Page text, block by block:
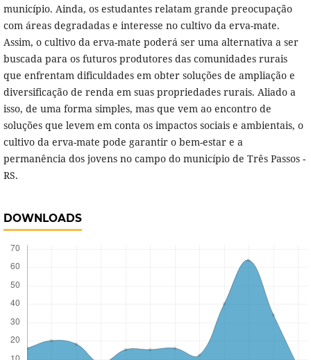
município. Ainda, os estudantes relatam grande preocupação
com áreas degradadas e interesse no cultivo da erva-mate.
Assim, o cultivo da erva-mate poderá ser uma alternativa a ser
buscada para os futuros produtores das comunidades rurais
que enfrentam dificuldades em obter soluções de ampliação e
diversificação de renda em suas propriedades rurais. Aliado a
isso, de uma forma simples, mas que vem ao encontro de
soluções que levem em conta os impactos sociais e ambientais, o
cultivo da erva-mate pode garantir o bem-estar e a
permanência dos jovens no campo do município de Três Passos -
RS.
DOWNLOADS